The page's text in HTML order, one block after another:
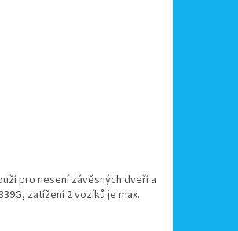
pro nesení závěsných dveří a
zatížení 2 vozíků je max.